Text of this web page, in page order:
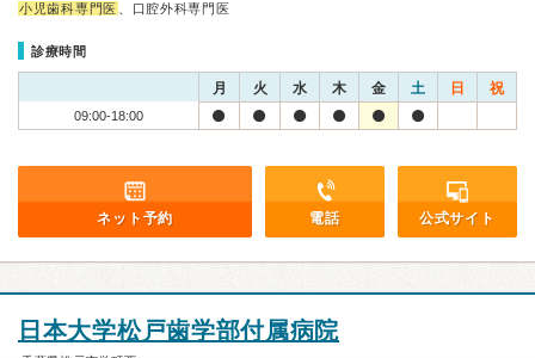
小児歯科専門医 、口腔外科専門医
診療時間
月 火 水 木 金 土 日 祝
09:00-18:00
ネット予約 電話 公式サイト
日本大学松戸歯学部付属病院